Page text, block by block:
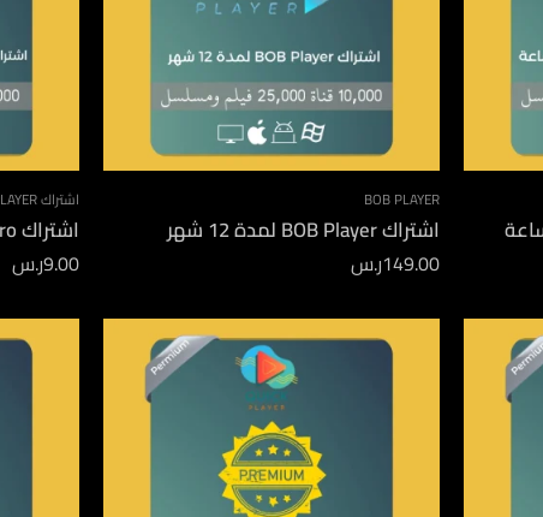
BOB PLAYER
اشتراك BOB Player لمدة 12 شهر
149.00ر.س
اشتراك IBO PLAYER
اشتراك IBO Player Pro تجريبي 24 ساعة
9.00ر.س